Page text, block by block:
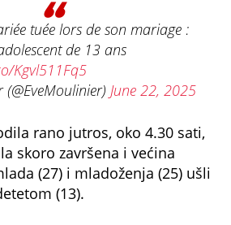
tuée lors de son mariage :
de 13 ans
Kgvl511Fq5
skoro završena i većina
(27) i mladoženja (25) ušli
(13).